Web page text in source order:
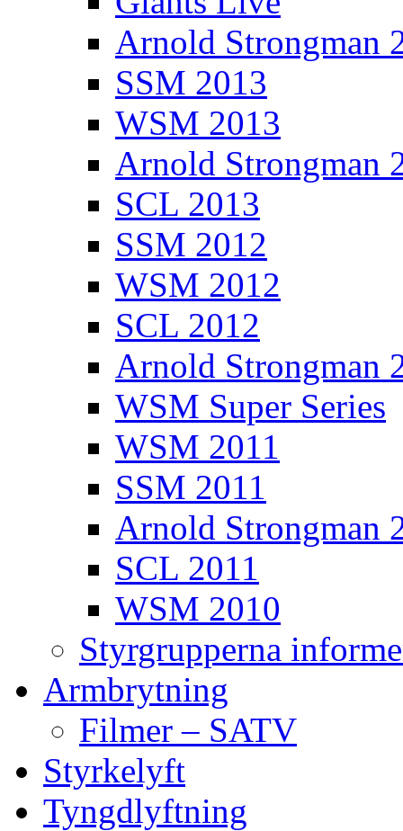
Arnold Strongman
SSM 2013
WSM 2013
Arnold Strongman
SCL 2013
SSM 2012
WSM 2012
SCL 2012
Arnold Strongman
WSM Super Series
WSM 2011
SSM 2011
Arnold Strongman
SCL 2011
WSM 2010
Styrgrupperna
Armbrytning
Filmer – SATV
Styrkelyft
Tyngdlyftning